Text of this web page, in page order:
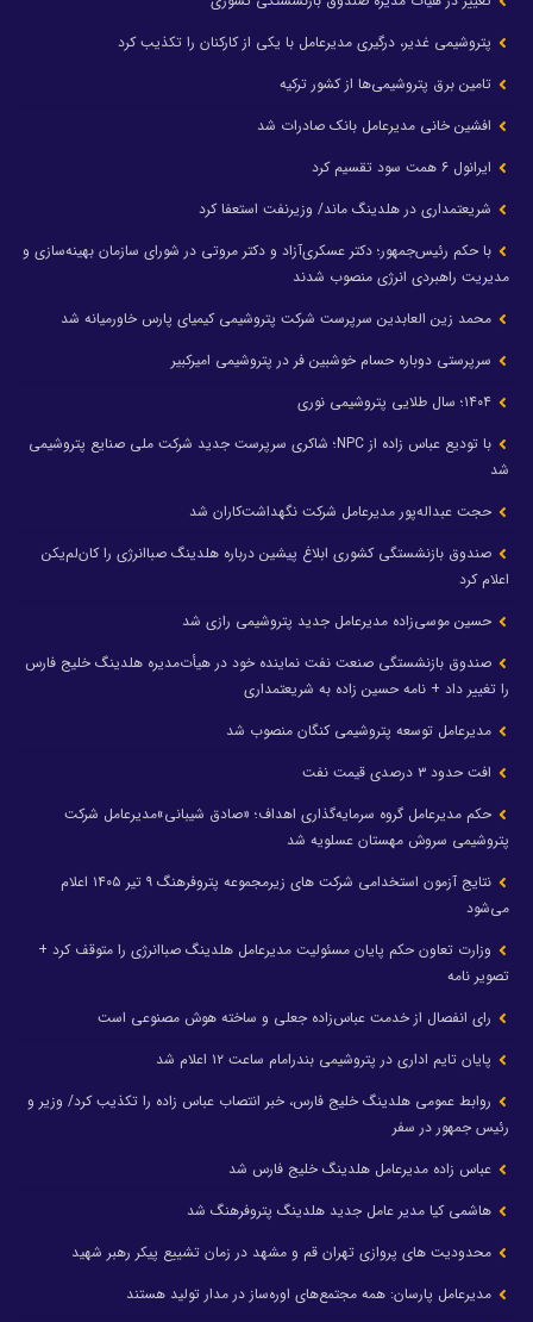
پتروشیمی غدیر، درگیری مدیرعامل با یکی از کارکنان را تکذیب کرد
تامین برق پتروشیمی‌ها از کشور ترکیه
افشین خانی مدیرعامل بانک صادرات شد
ایرانول ۶ همت سود تقسیم کرد
شریعتمداری در هلدینگ ماند/ وزیرنفت استعفا کرد
با حکم رئیس‌جمهور؛ دکتر عسکری‌آزاد و دکتر مروتی در شورای سازمان بهینه‌سازی و
مدیریت راهبردی انرژی منصوب شدند
محمد زین العابدین سرپرست شرکت پتروشیمی کیمیای پارس خاورمیانه شد
سرپرستی دوباره حسام خوشبین فر در پتروشیمی امیرکبیر
با تودیع عباس زاده از NPC؛ شاکری سرپرست جدید شرکت ملی صنایع پتروشیمی
شد
حجت عبداله‌پور مدیرعامل شرکت نگهداشت‌کاران شد
صندوق بازنشستگی کشوری ابلاغ پیشین درباره هلدینگ صباانرژی را کان‌لم‌یکن
اعلام کرد
حسین موسی‌زاده مدیرعامل جدید پتروشیمی رازی شد
صندوق بازنشستگی صنعت نفت نماینده خود در هیأت‌مدیره هلدینگ خلیج فارس
را تغییر داد + نامه حسین زاده به شریعتمداری
مدیرعامل توسعه پتروشیمی کنگان منصوب شد
افت حدود ۳ درصدی قیمت نفت
حکم مدیرعامل گروه سرمایه‌گذاری اهداف؛ «صادق شیبانی»مدیرعامل شرکت
پتروشیمی سروش مهستان عسلویه شد
نتایج آزمون استخدامی شرکت های زیرمجموعه پتروفرهنگ ۹ تیر ۱۴۰۵ اعلام
می‌شود
وزارت تعاون حکم پایان مسئولیت مدیرعامل هلدینگ صباانرژی را متوقف کرد +
تصویر نامه
رای انفصال از خدمت عباس‌زاده جعلی و ساخته هوش مصنوعی است
پایان تایم اداری در پتروشیمی بندرامام ساعت ۱۲ اعلام شد
روابط عمومی هلدینگ خلیج فارس، خبر انتصاب عباس زاده را تکذیب کرد/ وزیر و
رئیس جمهور در سفر
عباس زاده مدیرعامل هلدینگ خلیج فارس شد
هاشمی کیا مدیر عامل جدید هلدینگ پتروفرهنگ شد
محدودیت های پروازی تهران قم و مشهد در زمان تشییع پیکر رهبر شهید
مدیرعامل پارسان: همه مجتمع‌های اوره‌ساز در مدار تولید هستند